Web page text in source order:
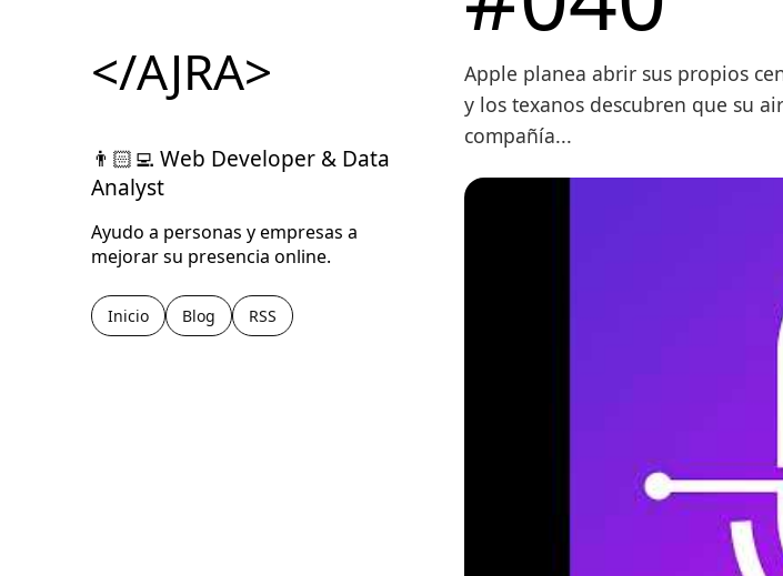
</AJRA>
👨🏻‍💻 Web Developer & Data
Analyst
Ayudo a personas y empresas a
mejorar su presencia online.
Inicio Blog RSS
Apple planea abrir sus propios
y los texanos descubren que su
compañía...